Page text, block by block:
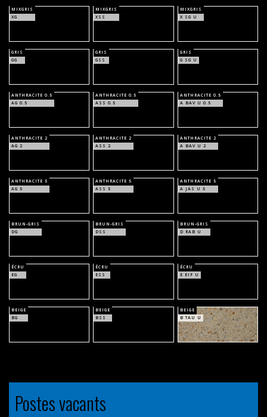
MIXGRIS
XG
GRIS
GG
ANTHRACITE 0.5
AG 0.5
ANTHRACITE 2
AG 2
ANTHRACITE 5
AG 5
BRUN-GRIS
DG
ÉCRU
EG
BEIGE
BG
MIXGRIS
XSS
GRIS
GSS
ANTHRACITE 0.5
ASS 0.5
ANTHRACITE 2
ASS 2
ANTHRACITE 5
ASS 5
BRUN-GRIS
DSS
ÉCRU
ESS
BEIGE
BSS
MIXGRIS
X SG U
GRIS
G SG U
ANTHRACITE 0.5
A BAV U 0.5
ANTHRACITE 2
A BAV U 2
ANTHRACITE 5
A JAS U 5
BRUN-GRIS
D RAB U
ÉCRU
E EIF U
BEIGE
B TAU U
Postes vacants